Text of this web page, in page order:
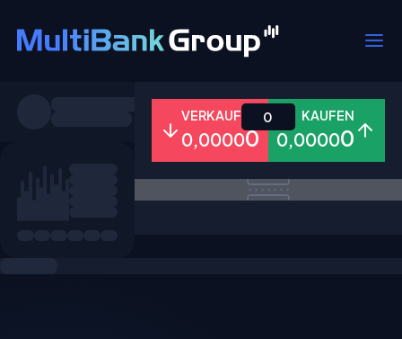
Alle Forex Metalle Aktien
VERKAUFEN
0,00000
KAUFEN
0,00000
0